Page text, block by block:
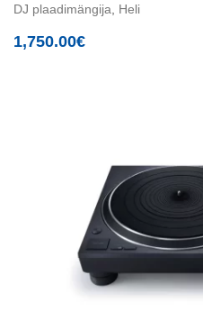
DJ plaadimängija Heli
1,750.00€